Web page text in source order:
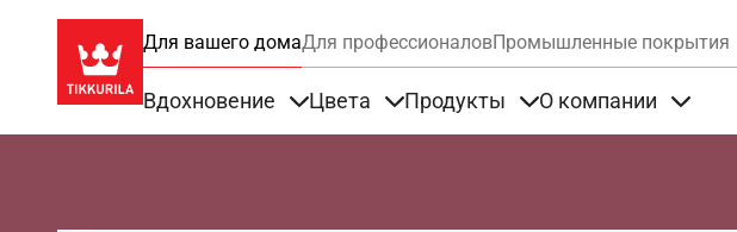
Для вашего домаДля профессионаловПромышленные покрытия
Вдохновение Цвета Продукты О компании